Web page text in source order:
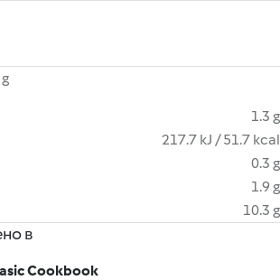
1.3 g
217.7 kJ / 51.7 kcal
0.3 g
1.9 g
10.3 g
в
Cookbook